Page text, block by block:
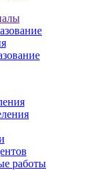
работы